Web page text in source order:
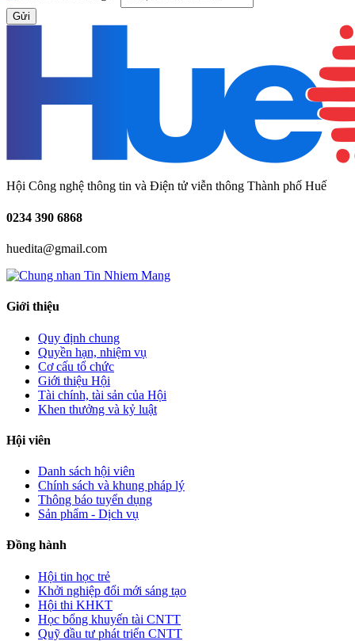
Hội Công nghệ thông tin và Điện tử viễn thông Thành phố Huế
0234 390 6868
huedita@gmail.com
Giới thiệu
Quy định chung
Quyền hạn, nhiệm vụ
Cơ cấu tổ chức
Giới thiệu Hội
Tài chính, tài sản của Hội
Khen thưởng và kỷ luật
Hội viên
Danh sách hội viên
Chính sách và khung pháp lý
Thông báo tuyển dụng
Sản phẩm - Dịch vụ
Đồng hành
Hội tin học trẻ
Khởi nghiệp đổi mới sáng tạo
Hội thi KHKT
Học bổng khuyến tài CNTT
Quỹ đầu tư phát triển CNTT